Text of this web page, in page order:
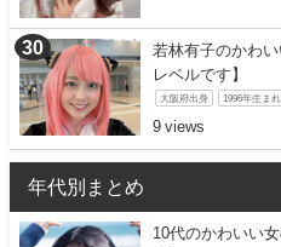
若林有子のかわ
レベルです】
大阪府出身 1996年生まれ
9
年代別まとめ
10代のかわいい